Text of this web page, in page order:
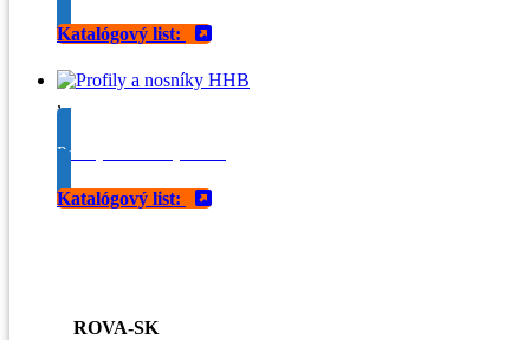
Katalógový list:
,
Profily a nosníky HHB
Katalógový list:
ROVA-SK